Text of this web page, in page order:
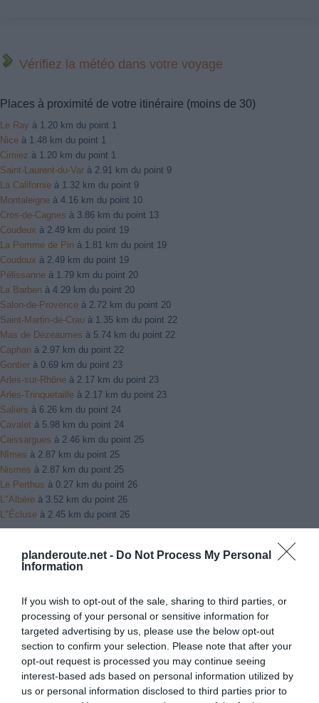
planderoute.net - Do Not Process My Personal
Information
If you wish to opt-out of the sale, sharing to third parties, or
processing of your personal or sensitive information for
targeted advertising by us, please use the below opt-out
section to confirm your selection. Please note that after your
opt-out request is processed you may continue seeing
interest-based ads based on personal information utilized by
us or personal information disclosed to third parties prior to
Vérifiez la météo dans votre voyage
Places à proximité de votre itinéraire (moins de 30)
Le Ray à 1.20 km du point 1
Nice à 1.48 km du point 1
Cimiez à 1.20 km du point 1
Saint-Laurent-du-Var à 2.91 km du point 9
La Californie à 1.32 km du point 9
Montaleigne à 4.16 km du point 10
Cros-de-Cagnes à 3.86 km du point 13
Coudeux à 2.49 km du point 19
La Pomme de Pin à 1.81 km du point 19
Coudoux à 2.49 km du point 19
Pélissanne à 1.79 km du point 20
La Barben à 4.29 km du point 20
Salon-de-Provence à 2.72 km du point 20
Saint-Martin-de-Crau à 1.35 km du point 22
Mas de Dézeaumes à 5.74 km du point 22
Caphan à 2.97 km du point 22
Gontier à 0.69 km du point 23
Arles-sur-Rhône à 2.17 km du point 23
Arles-Trinquetaille à 2.17 km du point 23
Saliers à 6.26 km du point 24
Cavalet à 5.98 km du point 24
Caissargues à 2.46 km du point 25
Nîmes à 2.87 km du point 25
Nismes à 2.87 km du point 25
Le Perthus à 0.27 km du point 26
L"Albère à 3.52 km du point 26
L"Écluse à 2.45 km du point 26
Facebook Partager cette voie
Itinéraire
955 km (tiempo estimado9 heures 41 minutes)
Prendre la directionouestsurPlace 28 m